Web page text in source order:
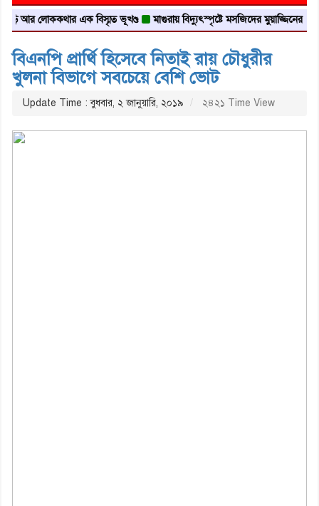
লোককথার এক বিস্মৃত ভূখণ্ড মাগুরায় বিদ্যুৎস্পৃষ্টে মসজিদের মুয়াজ্জিনের মৃত্যু
বিএনপি প্রার্থি হিসেবে নিতাই রায় চৌধুরীর
খুলনা বিভাগে সবচেয়ে বেশি ভোট
Update Time : বুধবার, ২ জানুয়ারি, ২০১৯ ২৪২১ Time View